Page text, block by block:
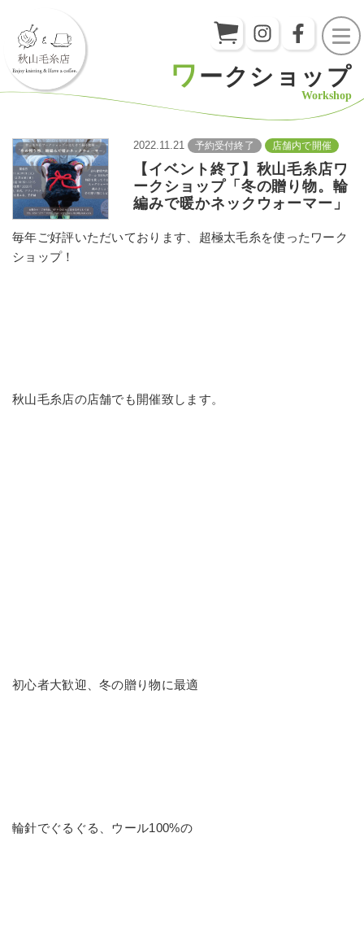
ワ ークショップ
Workshop
2022.11.21 予約受付終了 店舗内で開催
【イベント終了】秋山毛糸店ワ
ークショップ「冬の贈り物。輪
編みで暖かネックウォーマー」
毎年ご好評いただいております、超極太毛糸を使ったワーク
ショップ！
秋山毛糸店の店舗でも開催致します。
初心者大歓迎、冬の贈り物に最適
輪針でぐるぐる、ウール100%の